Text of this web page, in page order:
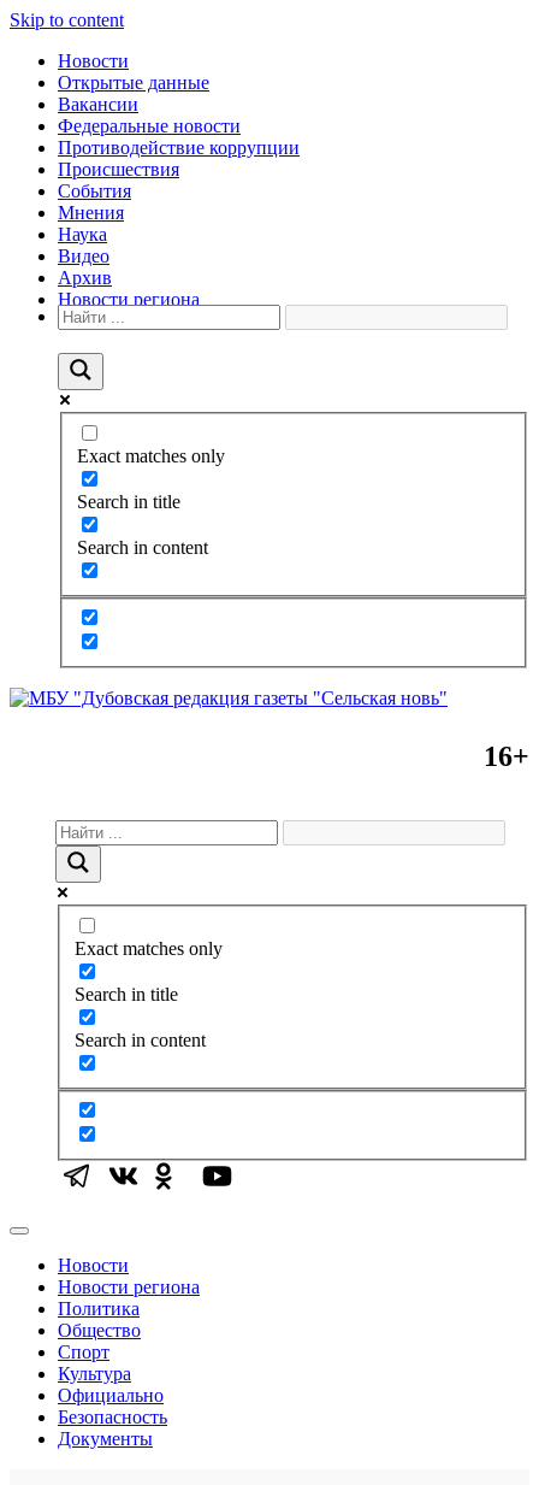
Skip to content
Новости
Открытые данные
Вакансии
Федеральные новости
Противодействие коррупции
Происшествия
События
Мнения
Наука
Видео
Архив
Новости региона
Exact matches only
Search in title
Search in content
16+
Exact matches only
Search in title
Search in content
Новости
Новости региона
Политика
Общество
Спорт
Культура
Официально
Безопасность
Документы